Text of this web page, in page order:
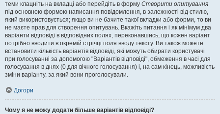
теми клацніть на вкладці або перейдіть в форму Створити опитування
під основною формою написання повідомлення, в залежності від стилю,
який використовується; якщо ви не бачите такої вкладки або форми, то ви
не маєте прав для створення опитувань. Вкажіть питання і як мінімум два
варіанти відповіді в відповідних полях, переконавшись, що кожен варіант
потрібно вводити в окремій стрічці поля вводу тексту. Ви також можете
встановити кількість варіантів відповіді, які можуть обирати користувачі
при голосуванні за допомогою "Варіантів відповіді", обмеження в часі для
голосування в днях (0 для вічного голосування) і, на сам кінець, можливість
зміни варіанту, за який вони проголосували.
Догори
Чому я не можу додати більше варіантів відповіді?